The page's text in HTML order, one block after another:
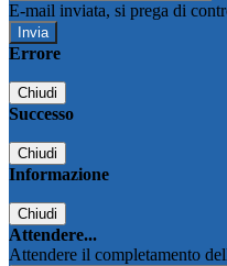
E-mail inviata, si prega di
Errore
Chiudi
Successo
Chiudi
Informazione
Chiudi
Attendere...
Attendere il completamento